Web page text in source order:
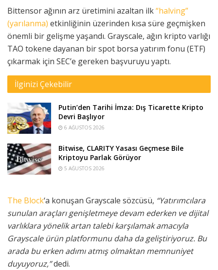
Bittensor ağının arz üretimini azaltan ilk“halving”
(yarılanma) etkinliğinin üzerinden kısa süre geçmişken
önemli bir gelişme yaşandı. Grayscale, ağın kripto varlığı
TAO tokene dayanan bir spot borsa yatırım fonu (ETF)
çıkarmak için SEC’e gereken başvuruyu yaptı.
İlginizi Çekebilir
Putin’den Tarihi İmza: Dış Ticarette Kripto
Devri Başlıyor
6 AĞUSTOS 2026
Bitwise, CLARITY Yasası Geçmese Bile
Kriptoyu Parlak Görüyor
5 AĞUSTOS 2026
The Block‘a konuşan Grayscale sözcüsü, “Yatırımcılara
sunulan araçları genişletmeye devam ederken ve dijital
varlıklara yönelik artan talebi karşılamak amacıyla
Grayscale ürün platformunu daha da geliştiriyoruz. Bu
arada bu erken adımı atmış olmaktan memnuniyet
duyuyoruz,”dedi.